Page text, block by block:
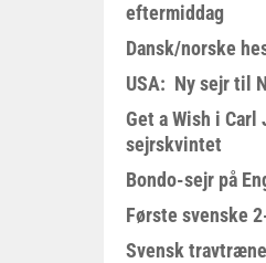
eftermiddag
Dansk/norske
USA: Ny sejr til
Get a Wish i Carl
sejrskvintet
Bondo-sejr på
Første svenske
Svensk